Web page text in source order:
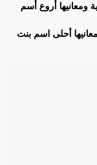
ومعانيها أروع أسم
أحلى اسم بنت